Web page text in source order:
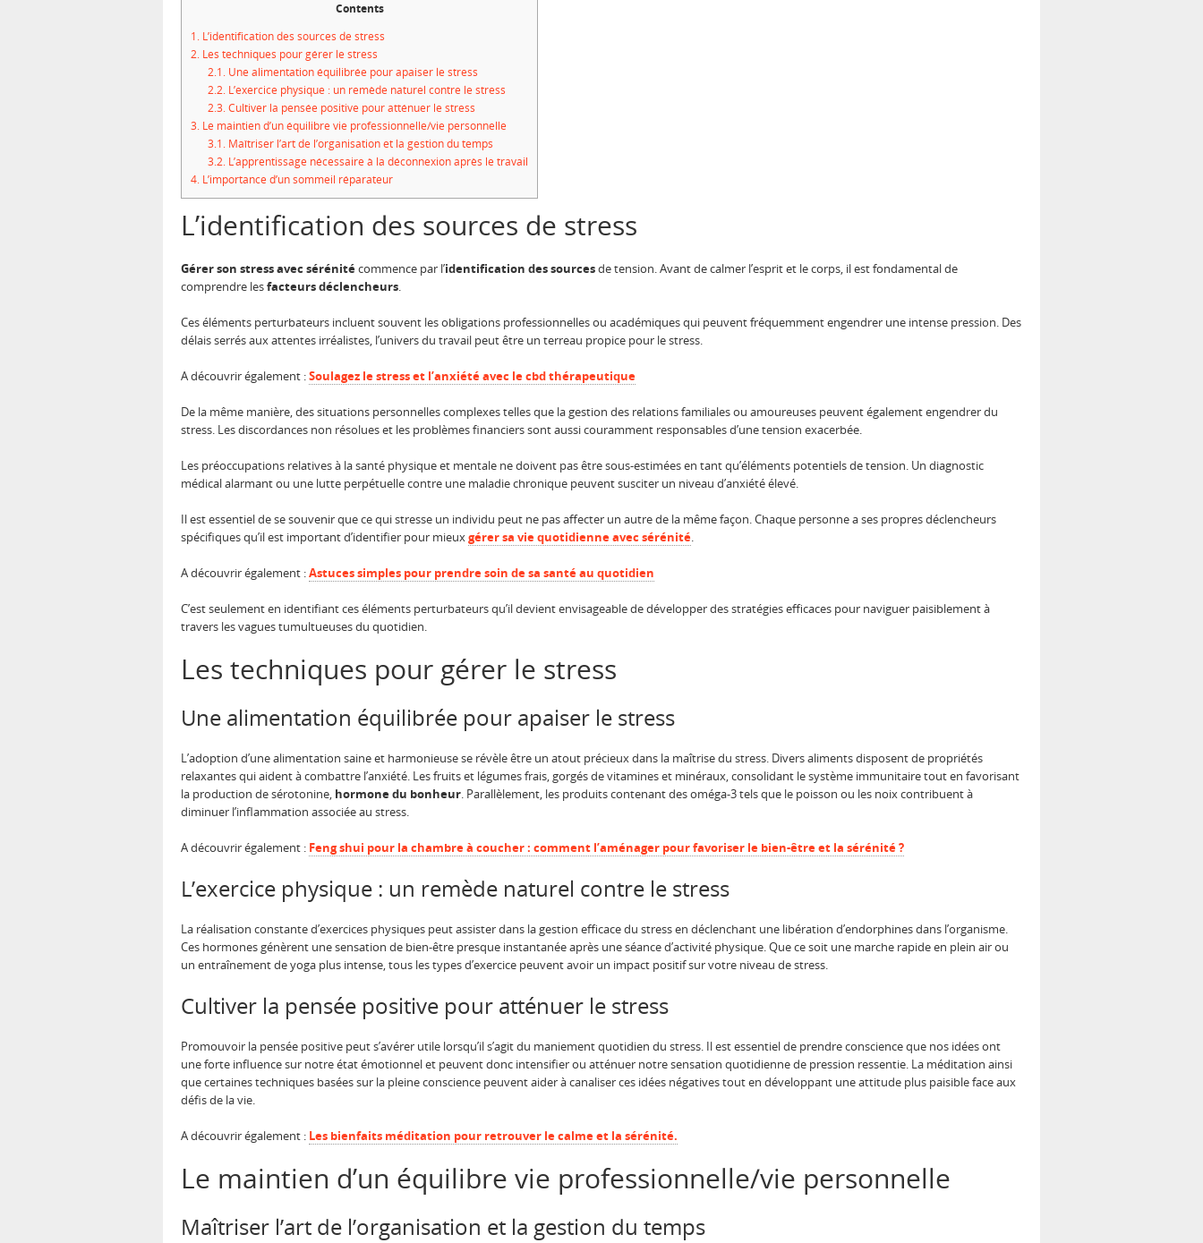
Contents
1. L’identification des sources de stress
2. Les techniques pour gérer le stress
2.1.Une alimentation équilibrée pour apaiser le stress
2.2.L’exercice physique : un remède naturel contre le stress
2.3.Cultiver la pensée positive pour atténuer le stress
3. Le maintien d’un équilibre vie professionnelle/vie personnelle
3.1.Maîtriser l’art de l’organisation et la gestion du temps
3.2.L’apprentissage nécessaire à la déconnexion après le travail
4. L’importance d’un sommeil réparateur
L’identification des sources de stress
Gérer son stress avec sérénitécommence par l’identification des sourcesde tension. Avant de calmer l’esprit et le corps, il est fondamental de
comprendre lesfacteurs déclencheurs.
Ces éléments perturbateurs incluent souvent les obligations professionnelles ou académiques qui peuvent fréquemment engendrer une intense pression. Des
délais serrés aux attentes irréalistes, l’univers du travail peut être un terreau propice pour le stress.
A découvrir également :Soulagez le stress et l’anxiété avec le cbd thérapeutique
De la même manière, des situations personnelles complexes telles que la gestion des relations familiales ou amoureuses peuvent également engendrer du
stress. Les discordances non résolues et les problèmes financiers sont aussi couramment responsables d’une tension exacerbée.
Les préoccupations relatives à la santé physique et mentale ne doivent pas être sous-estimées en tant qu’éléments potentiels de tension. Un diagnostic
médical alarmant ou une lutte perpétuelle contre une maladie chronique peuvent susciter un niveau d’anxiété élevé.
Il est essentiel de se souvenir que ce qui stresse un individu peut ne pas affecter un autre de la même façon. Chaque personne a ses propres déclencheurs
spécifiques qu’il est important d’identifier pour mieuxgérer sa vie quotidienne avec sérénité.
A découvrir également :Astuces simples pour prendre soin de sa santé au quotidien
C’est seulement en identifiant ces éléments perturbateurs qu’il devient envisageable de développer des stratégies efficaces pour naviguer paisiblement à
travers les vagues tumultueuses du quotidien.
Les techniques pour gérer le stress
Une alimentation équilibrée pour apaiser le stress
L’adoption d’une alimentation saine et harmonieuse se révèle être un atout précieux dans la maîtrise du stress. Divers aliments disposent de propriétés
relaxantes qui aident à combattre l’anxiété. Les fruits et légumes frais, gorgés de vitamines et minéraux, consolidant le système immunitaire tout en favorisant
la production de sérotonine, hormone du bonheur. Parallèlement, les produits contenant des oméga-3 tels que le poisson ou les noix contribuent à
diminuer l’inflammation associée au stress.
A découvrir également : Feng shui pour la chambre à coucher : comment l’aménager pour favoriser le bien-être et la sérénité ?
L’exercice physique : un remède naturel contre le stress
La réalisation constante d’exercices physiques peut assister dans la gestion efficace du stress en déclenchant une libération d’endorphines dans l’organisme.
Ces hormones génèrent une sensation de bien-être presque instantanée après une séance d’activité physique. Que ce soit une marche rapide en plein air ou
un entraînement de yoga plus intense, tous les types d’exercice peuvent avoir un impact positif sur votre niveau de stress.
Cultiver la pensée positive pour atténuer le stress
Promouvoir la pensée positive peut s’avérer utile lorsqu’il s’agit du maniement quotidien du stress. Il est essentiel de prendre conscience que nos idées ont
une forte influence sur notre état émotionnel et peuvent donc intensifier ou atténuer notre sensation quotidienne de pression ressentie. La méditation ainsi
que certaines techniques basées sur la pleine conscience peuvent aider à canaliser ces idées négatives tout en développant une attitude plus paisible face aux
défis de la vie.
A découvrir également : Les bienfaits méditation pour retrouver le calme et la sérénité.
Le maintien d’un équilibre vie professionnelle/vie personnelle
Maîtriser l’art de l’organisation et la gestion du temps